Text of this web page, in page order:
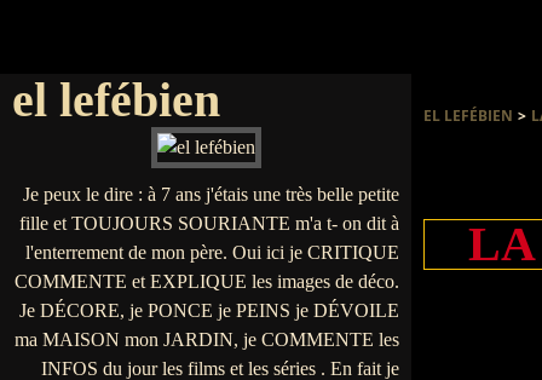
el lefébien
Je peux le dire : à 7 ans j'étais une très belle petite
fille et TOUJOURS SOURIANTE m'a t- on dit à
l'enterrement de mon père. Oui ici je CRITIQUE
COMMENTE et EXPLIQUE les images de déco.
Je DÉCORE, je PONCE je PEINS je DÉVOILE
ma MAISON mon JARDIN, je COMMENTE les
INFOS du jour les films et les séries . En fait je
EL LEFÉBIEN >
LA